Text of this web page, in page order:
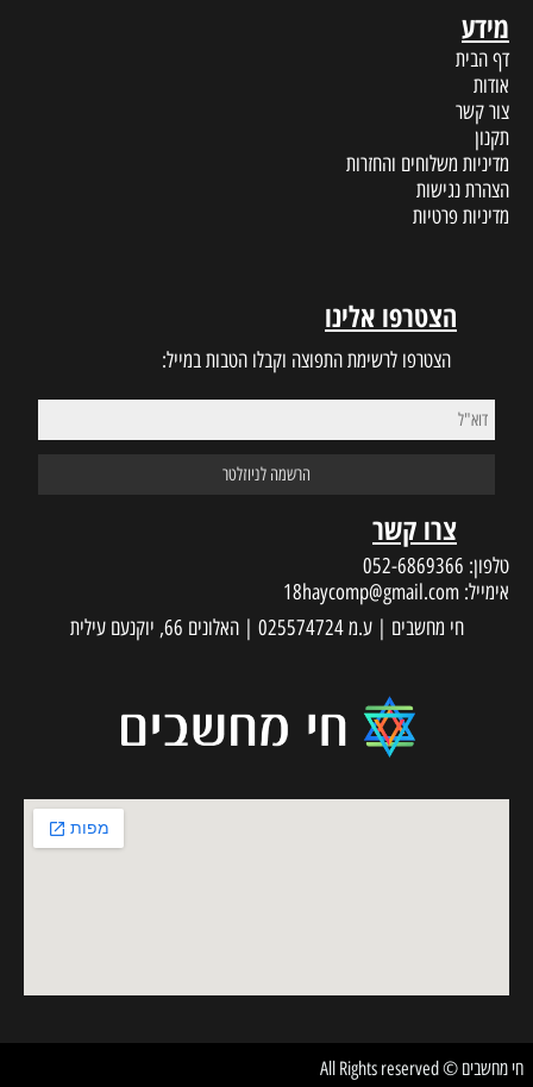
מידע
דף הבית
אודות
צור קשר
תקנון
מדיניות משלוחים והחזרות
הצהרת נגישות
מדיניות פרטיות
הצטרפו אלינו
הצטרפו לרשימת התפוצה וקבלו הטבות במייל:
צרו קשר
טלפון: 052-6869366
אימייל: 18haycomp@gmail.com
חי מחשבים | ע.מ 025574724 | האלונים 66, יוקנעם עילית
חי מחשבים © All Rights reserved